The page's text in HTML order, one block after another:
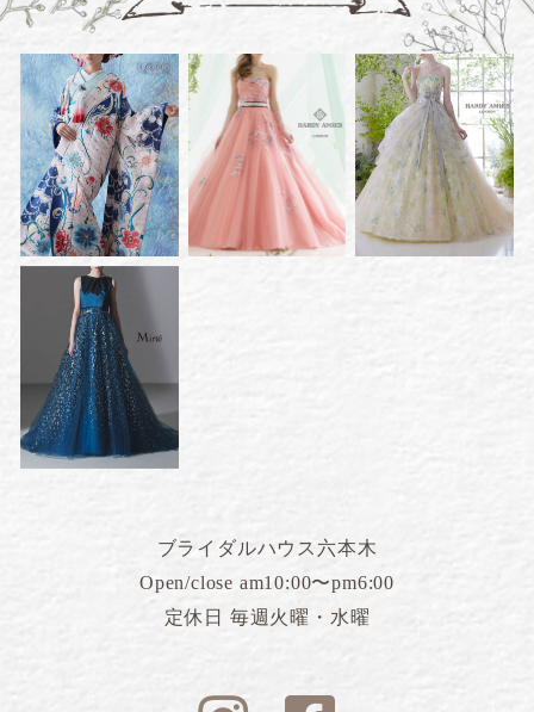
ブライダルハウス六本木
Open/close am10:00〜pm6:00
定休日 毎週火曜・水曜